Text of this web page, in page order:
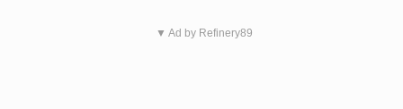
▼ Ad by Refinery89